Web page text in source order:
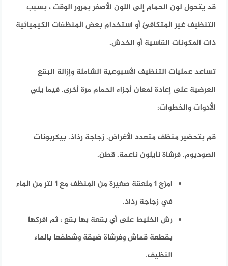
قد يتحول لون الحمام إلى اللون الأصفر بمرور الوقت ، بسبب
التنظيف غير المتكافئ أو استخدام بعض المنظفات الكيميائية
ذات المكونات القاسية أو الخدش.
تساعد عمليات التنظيف الأسبوعية الشاملة وإزالة البقع
العرضية على إعادة لمعان أجزاء الحمام مرة أخرى. فيما يلي
الأدوات والخطوات:
قم بتحضيرمنظف ​​متعدد الأغراض. زجاجة رذاذ. بيكربونات
الصوديوم. فرشاة نايلون ناعمة. قطن.
امزج 1 ملعقة صغيرة من المنظف مع 1 لتر من الماء
في زجاجة رذاذ.
رش الخليط على أي بقعة بها بقع ، ثم افركها
بقطعة قماش وفرشاة ضيقة وشطفها بالماء
النظيف.